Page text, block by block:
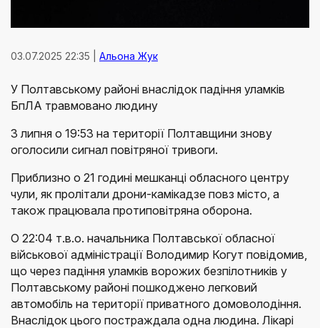
03.07.2025 22:35 | Альона Жук
У Полтавському районі внаслідок падіння уламків
БпЛА травмовано людину
3 липня о 19:53 на території Полтавщини знову
оголосили сигнал повітряної тривоги.
Приблизно о 21 годині мешканці обласного центру
чули, як пролітали дрони-камікадзе повз місто, а
також працювала протиповітряна оборона.
О 22:04 т.в.о. начальника Полтавської обласної
військової адміністрації Володимир Когут повідомив,
що через падіння уламків ворожих безпілотників у
Полтавському районі пошкоджено легковий
автомобіль на території приватного домоволодіння.
Внаслідок цього постраждала одна людина. Лікарі